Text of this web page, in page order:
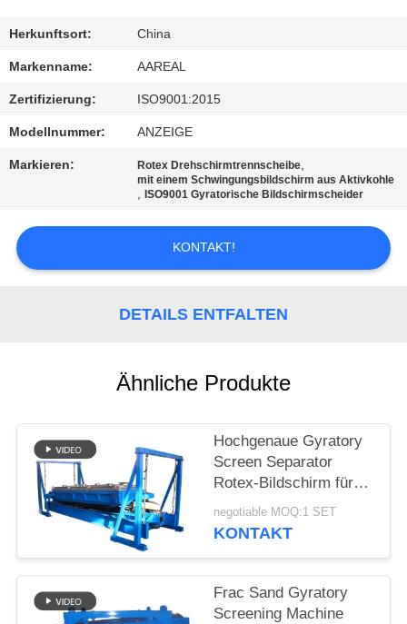
KONTAKT
MIT
UNS
SITEMAP
Herkunftsort: China
Markenname: AAREAL
Zertifizierung: ISO9001:2015
Modellnummer: ANZEIGE
Markieren: Rotex Drehschirmtrennscheibe,
mit einem Schwingungsbildschirm aus Aktivkohle
, ISO9001 Gyratorische Bildschirmscheider
KONTAKT!
DETAILS ENTFALTEN
Ähnliche Produkte
Hochgenaue Gyratory
Screen Separator
Rotex-Bildschirm für
Silikasand-Screening
negotiable MOQ:1 SET
KONTAKT
Frac Sand Gyratory
Screening Machine